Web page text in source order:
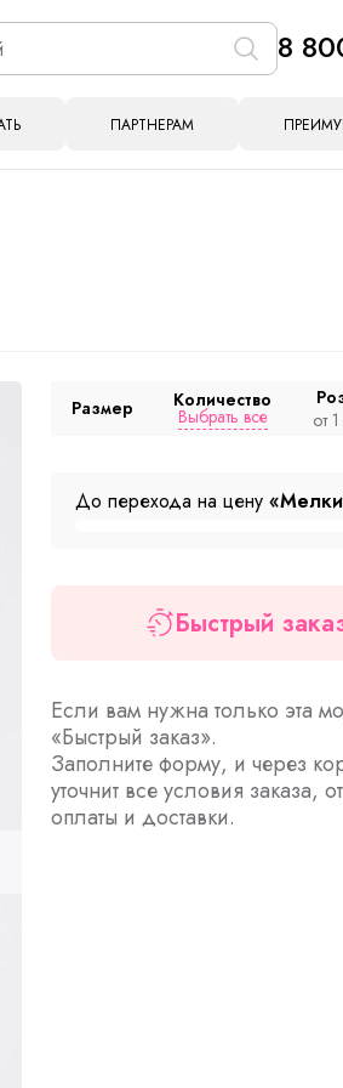
8
ПАРТНЕРАМ
Размер Количество
Выбрать все
от
До перехода на цену
Быстрый
Если вам нужна только эта
«Быстрый заказ».
Заполните форму, и через
уточнит все условия заказа,
оплаты и доставки.